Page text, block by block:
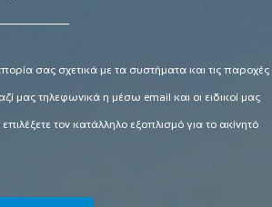
σας σχετικά με τα συστήματα και τις παροχές
μας τηλεφωνικά η μέσω email και οι ειδικοί μας
τον κατάλληλο εξοπλισμό για το ακίνητό